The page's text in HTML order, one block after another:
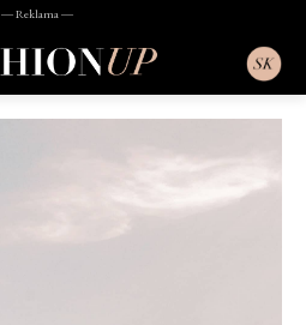
― Reklama ―